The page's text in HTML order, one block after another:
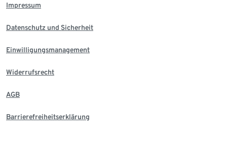
Impressum
Datenschutz und Sicherheit
Einwilligungsmanagement
Widerrufsrecht
AGB
Barrierefreiheitserklärung